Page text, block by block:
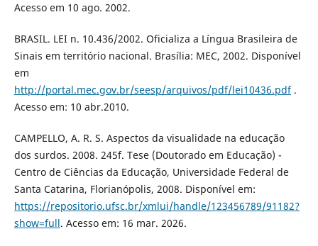
Acesso em 10 ago. 2002.
BRASIL. LEI n. 10.436/2002. Oficializa a Língua Brasileira de
Sinais em território nacional. Brasília: MEC, 2002. Disponível
em
http://portal.mec.gov.br/seesp/arquivos/pdf/lei10436.pdf.
Acesso em: 10 abr.2010.
CAMPELLO, A. R. S. Aspectos da visualidade na educação
dos surdos. 2008. 245f. Tese (Doutorado em Educação) -
Centro de Ciências da Educação, Universidade Federal de
Santa Catarina, Florianópolis, 2008. Disponível em:
https://repositorio.ufsc.br/xmlui/handle/123456789/91182?
show=full. Acesso em: 16 mar. 2026.